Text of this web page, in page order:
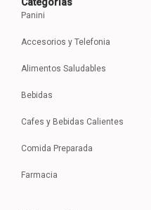
Panini
Accesorios y Telefonia
Alimentos Saludables
Bebidas
Cafes y Bebidas Calientes
Comida Preparada
Farmacia